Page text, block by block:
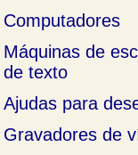
Computadores
Máquinas de
de texto
Ajudas para
Gravadores de